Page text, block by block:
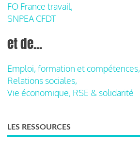
FO France travail,
SNPEA CFDT
et de...
Emploi, formation et compétences,
Relations sociales,
Vie économique, RSE & solidarité
LES RESSOURCES